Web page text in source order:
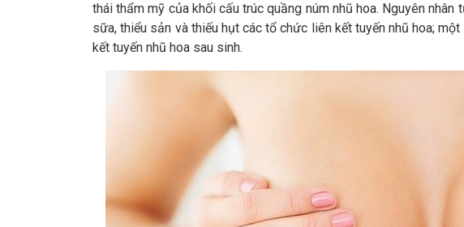
thái thẩm mỹ của khối cấu trúc quầng núm nhũ hoa. Nguyên
sữa, thiểu sản và thiếu hụt các tổ chức liên kết tuyến nhũ hoa;
kết tuyến nhũ hoa sau sinh.